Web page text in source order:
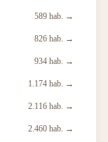
589 hab. →
826 hab. →
934 hab. →
1.174 hab. →
2.116 hab. →
2.460 hab. →